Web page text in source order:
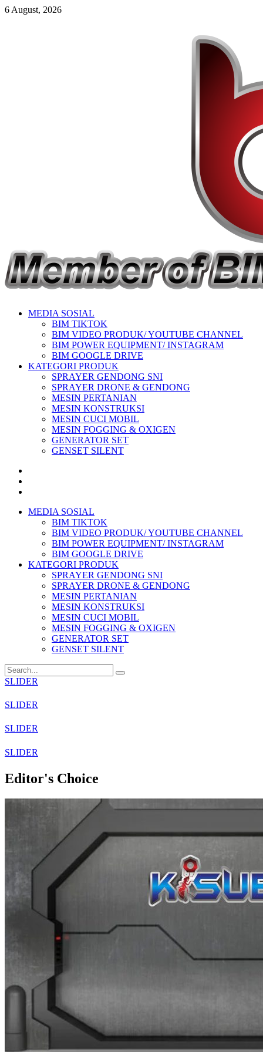
6 August, 2026
MEDIA SOSIAL
BIM TIKTOK
BIM VIDEO PRODUK/ YOUTUBE CHANNEL
BIM POWER EQUIPMENT/ INSTAGRAM
BIM GOOGLE DRIVE
KATEGORI PRODUK
SPRAYER GENDONG SNI
SPRAYER DRONE & GENDONG
MESIN PERTANIAN
MESIN KONSTRUKSI
MESIN CUCI MOBIL
MESIN FOGGING & OXIGEN
GENERATOR SET
GENSET SILENT
MEDIA SOSIAL
BIM TIKTOK
BIM VIDEO PRODUK/ YOUTUBE CHANNEL
BIM POWER EQUIPMENT/ INSTAGRAM
BIM GOOGLE DRIVE
KATEGORI PRODUK
SPRAYER GENDONG SNI
SPRAYER DRONE & GENDONG
MESIN PERTANIAN
MESIN KONSTRUKSI
MESIN CUCI MOBIL
MESIN FOGGING & OXIGEN
GENERATOR SET
GENSET SILENT
SLIDER
SLIDER
SLIDER
SLIDER
Editor's Choice